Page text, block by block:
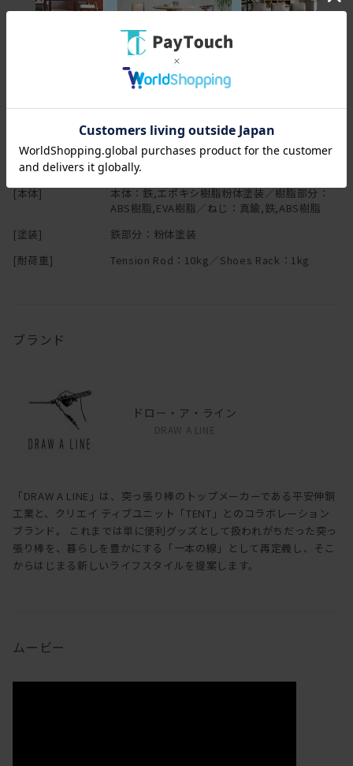
上質なマットな質感や真鍮素材はインテリアとしても美しくお部屋
お気に入りの靴を引き立てる背景になります。
ー靴の数に合わせて必要なだけ足したり引いたりできるー
手持ちの靴が増えても、シューズラックパーツを
取り外しも簡単で、気分に合わせて場所を変えたり、
引っ越し先に持っていくことができます。
※ランプシェード併用時には、本製品 +ランプシェードの重量を合
わせて計算してください。
［商品の外観について］
・真鍮部品は、メッキをしない地色そのままです。使いこむにつれ
・スチールの塗装は、独特な質感が出るようマット塗装をしており
ます。硬いものの先端などに当たると傷がつきます。
・固定時はパイプにネジを押し付けますので、パイプに傷がつきま
暮らしとともに素材の経年変化をお楽しみ下さい。
［取り付け前の注意事項］
したり、器具、電球の破損、周囲の損傷を生じる場合があり大変危
険です。
・Tension Rod Cを使用し設置するときは、上支柱と中間支柱の差
し込み部が外れないように注意してください。
・日本国外に持ち出された商品は保証の対象外になります。
14cm ※シューズラック
200cm ※200～275cm
[重量]
1.1kg ※ロッド本体
[本体]
本体：鉄,エポキシ樹脂粉体塗装／樹脂部分：
ABS樹脂,EVA樹脂／ねじ：真鍮,鉄,ABS樹脂
[塗装]
鉄部分：粉体塗装
[耐荷重]
Tension Rod：10kg／Shoes Rack：1kg
ブランド
ドロー・ア・ライン
DRAW A LINE
「DRAW A LINE」は、突っ張り棒のトップメーカーである平安伸銅
工業と、クリエイ ティブユニット「TENT」とのコラボレーション
ブランド。 これまでは単に便利グッズとして扱われがちだった突っ
張り棒を、暮らしを豊かにする「一本の線」として再定義し、そこ
からはじまる新しいライフスタイルを提案します。
ムービー